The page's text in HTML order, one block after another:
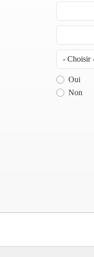
Oui
Non